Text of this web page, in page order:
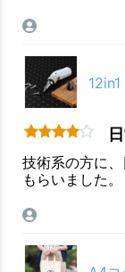
技術系の方に
もらいました。